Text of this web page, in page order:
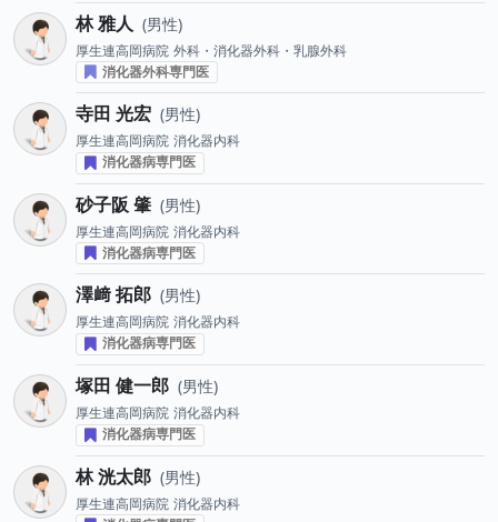
林 雅人 男性
厚生連高岡病院 外科・消化器外科・乳腺外科
消化器外科専門医
寺田 光宏 男性
厚生連高岡病院 消化器内科
消化器病専門医
砂子阪 肇 男性
厚生連高岡病院 消化器内科
消化器病専門医
澤﨑 拓郎 男性
厚生連高岡病院 消化器内科
消化器病専門医
塚田 健一郎 男性
厚生連高岡病院 消化器内科
消化器病専門医
林 洸太郎 男性
厚生連高岡病院 消化器内科